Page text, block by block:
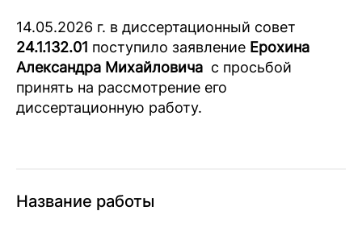
14.05.2026 г. в диссертационный совет
24.1.132.01 поступило заявление Ерохина
Александра Михайловича с просьбой
принять на рассмотрение его
диссертационную работу.
Название работы